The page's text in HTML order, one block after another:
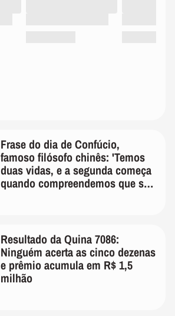
Frase do dia de Confúcio,
famoso filósofo chinês: 'Temos
duas vidas, e a segunda começa
quando compreendemos que só
Resultado da Quina 7086:
Ninguém acerta as cinco dezenas
e prêmio acumula em R$ 1,5
milhão